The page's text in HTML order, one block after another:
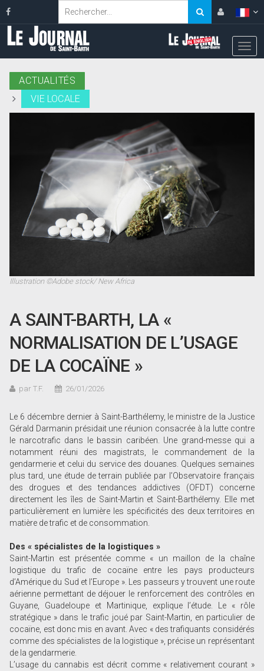
ACTUALITÉS
VIE LOCALE
Illustration ©Adobe stock/ New Africa
A SAINT-BARTH, LA «
NORMALISATION DE L’USAGE
DE LA COCAÏNE »
par T.F. 26/01/2026
Le 6 décembre dernier à Saint-Barthélemy, le ministre de la Justice
Gérald Darmanin présidait une réunion consacrée à la lutte contre
le narcotrafic dans le bassin caribéen. Une grand-messe qui a
notamment réuni des magistrats, le commandement de la
gendarmerie et celui du service des douanes. Quelques semaines
plus tard, une étude de terrain publiée par l’Observatoire français
des drogues et des tendances addictives (OFDT) concerne
directement les îles de Saint-Martin et Saint-Barthélemy. Elle met
particulièrement en lumière les spécificités des deux territoires en
matière de trafic et de consommation.
Des « spécialistes de la logistiques »
Saint-Martin est présentée comme « un maillon de la chaîne
logistique du trafic de cocaïne entre les pays producteurs
d’Amérique du Sud et l’Europe ». Les passeurs y trouvent une route
aérienne permettant de déjouer le renforcement des contrôles en
Guyane, Guadeloupe et Martinique, explique l’étude. Le « rôle
stratégique » dans le trafic joué par Saint-Martin, en particulier de
cocaïne, est donc mis en avant. Avec « des trafiquants considérés
comme des spécialistes de la logistique », précise un représentant
de la gendarmerie.
L’usage du cannabis est décrit comme « relativement courant »